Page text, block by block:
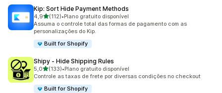
Kip: Sort Hide Payment Methods
4,9de 5 estrelas
(112)
112 avaliações ao todo
•Plano gratuito disponível
Assuma o controle total das formas de pagamento com as
personalizações do Kip.
Built for Shopify
Shipy ‑ Hide Shipping Rules
5,0de 5 estrelas
(133)
133 avaliações ao todo
•Plano gratuito disponível
Controle as taxas de frete por diversas condições no checkout
Built for Shopify